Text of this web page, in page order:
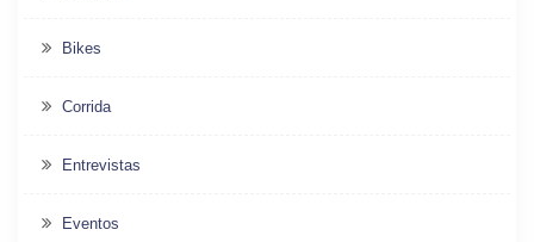
Bikes
Corrida
Entrevistas
Eventos